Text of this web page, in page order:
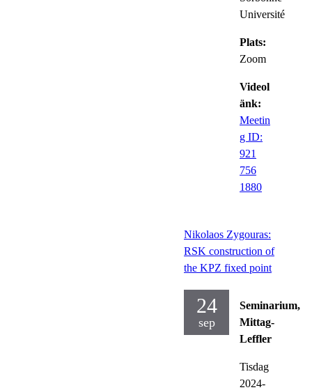
Université
Plats:
Zoom
Videol
änk:
Meetin
g ID:
921
756
1880
Nikolaos Zygouras:
RSK construction of
the KPZ fixed point
24
sep
Seminarium,
Mittag-
Leffler
Tisdag
2024-